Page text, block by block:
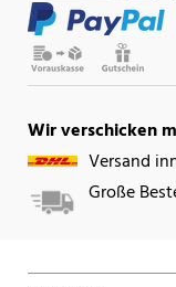
Wir verschicken
Versand
Große